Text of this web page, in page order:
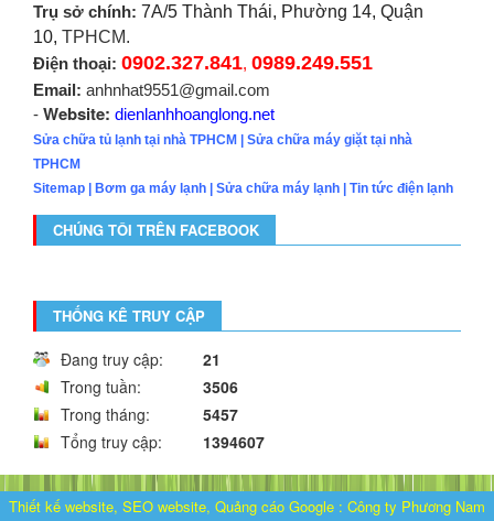
Trụ sở chính: 7A/5 Thành Thái, Phường 14, Quận
10, TPHCM.
Điện thoại: 0902.327.841, 0989.249.551
Email: anhnhat9551@gmail.com
- Website: dienlanhhoanglong.net
Sửa chữa tủ lạnh tại nhà TPHCM | Sửa chữa máy giặt tại nhà
TPHCM
Sitemap | Bơm ga máy lạnh | Sửa chữa máy lạnh | Tin tức điện lạnh
CHÚNG TÔI TRÊN FACEBOOK
THỐNG KÊ TRUY CẬP
Đang truy cập:
21
Trong tuần:
3506
Trong tháng:
5457
Tổng truy cập:
1394607
Thiết kế website, SEO website, Quảng cáo Google : Công ty Phương Nam